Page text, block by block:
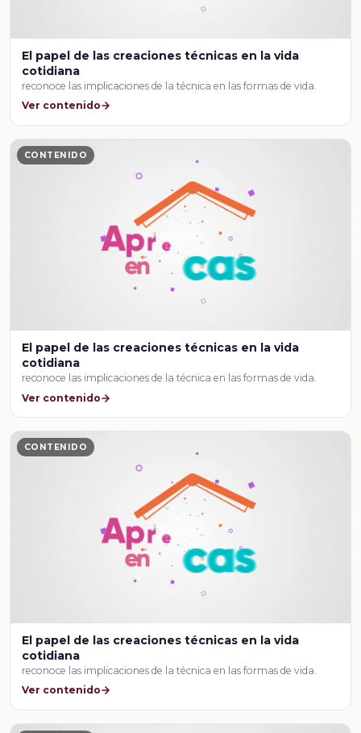
El papel de las creaciones técnicas en la vida
cotidiana
reconoce las implicaciones de la técnica en las formas de vida.
Ver contenido
CONTENIDO
El papel de las creaciones técnicas en la vida
cotidiana
reconoce las implicaciones de la técnica en las formas de vida.
Ver contenido
CONTENIDO
El papel de las creaciones técnicas en la vida
cotidiana
reconoce las implicaciones de la técnica en las formas de vida.
Ver contenido